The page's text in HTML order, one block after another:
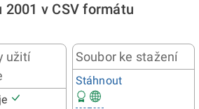
2001 v CSV formátu
užití
Soubor ke stažení
Stáhnout